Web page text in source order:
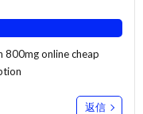
800mg online cheap
返信